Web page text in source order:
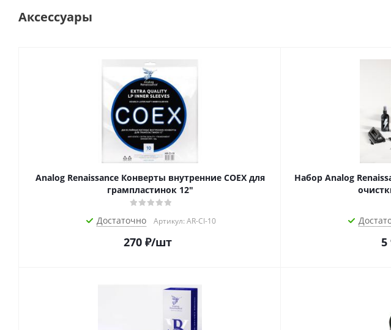
Аксессуары
Analog Renaissance Конверты внутренние COEX для
грампластинок 12"
Достаточно Артикул: AR-CI-10
270 ₽/шт
Набор Analog
5